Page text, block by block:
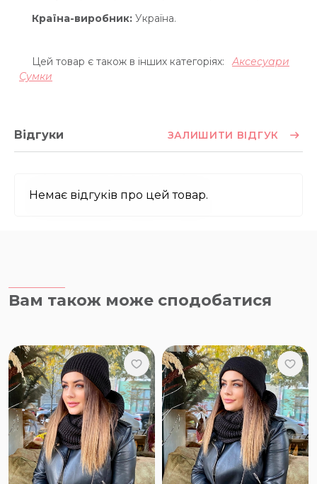
Країна-виробник: Україна.
Цей товар є також в інших категоріях:
Аксесуари
Сумки
Відгуки ЗАЛИШИТИ ВІДГУК
Немає відгуків про цей товар.
Вам також може сподобатися